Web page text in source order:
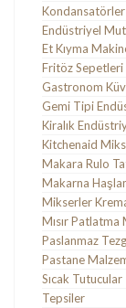
Endüstriyel
Et Kıyma
Fritöz Sepetleri
Gastronom
Gemi Tipi
Kiralık
Kitchenaid
Makara Rulo
Makarna
Mikserler
Mısır Patlatma
Paslanmaz
Pastane
Sıcak Tutucular
Tepsiler